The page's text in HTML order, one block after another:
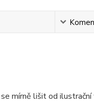
mírně lišit od